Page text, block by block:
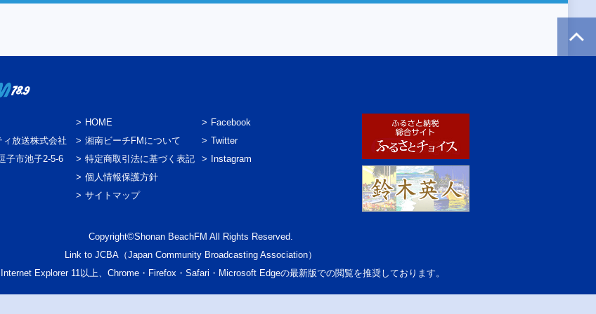
放送株式会社
子市池子2-5-6
HOME
湘南ビーチFMについて
特定商取引法に基づく表記
個人情報保護方針
サイトマップ
Facebook
Twitter
Instagram
Copyright©Shonan BeachFM All Rights Reserved.
Link to JCBA（Japan Community Broadcasting Association）
Explorer 11以上、Chrome・Firefox・Safari・Microsoft Edgeの最新版での閲覧を推奨しております。